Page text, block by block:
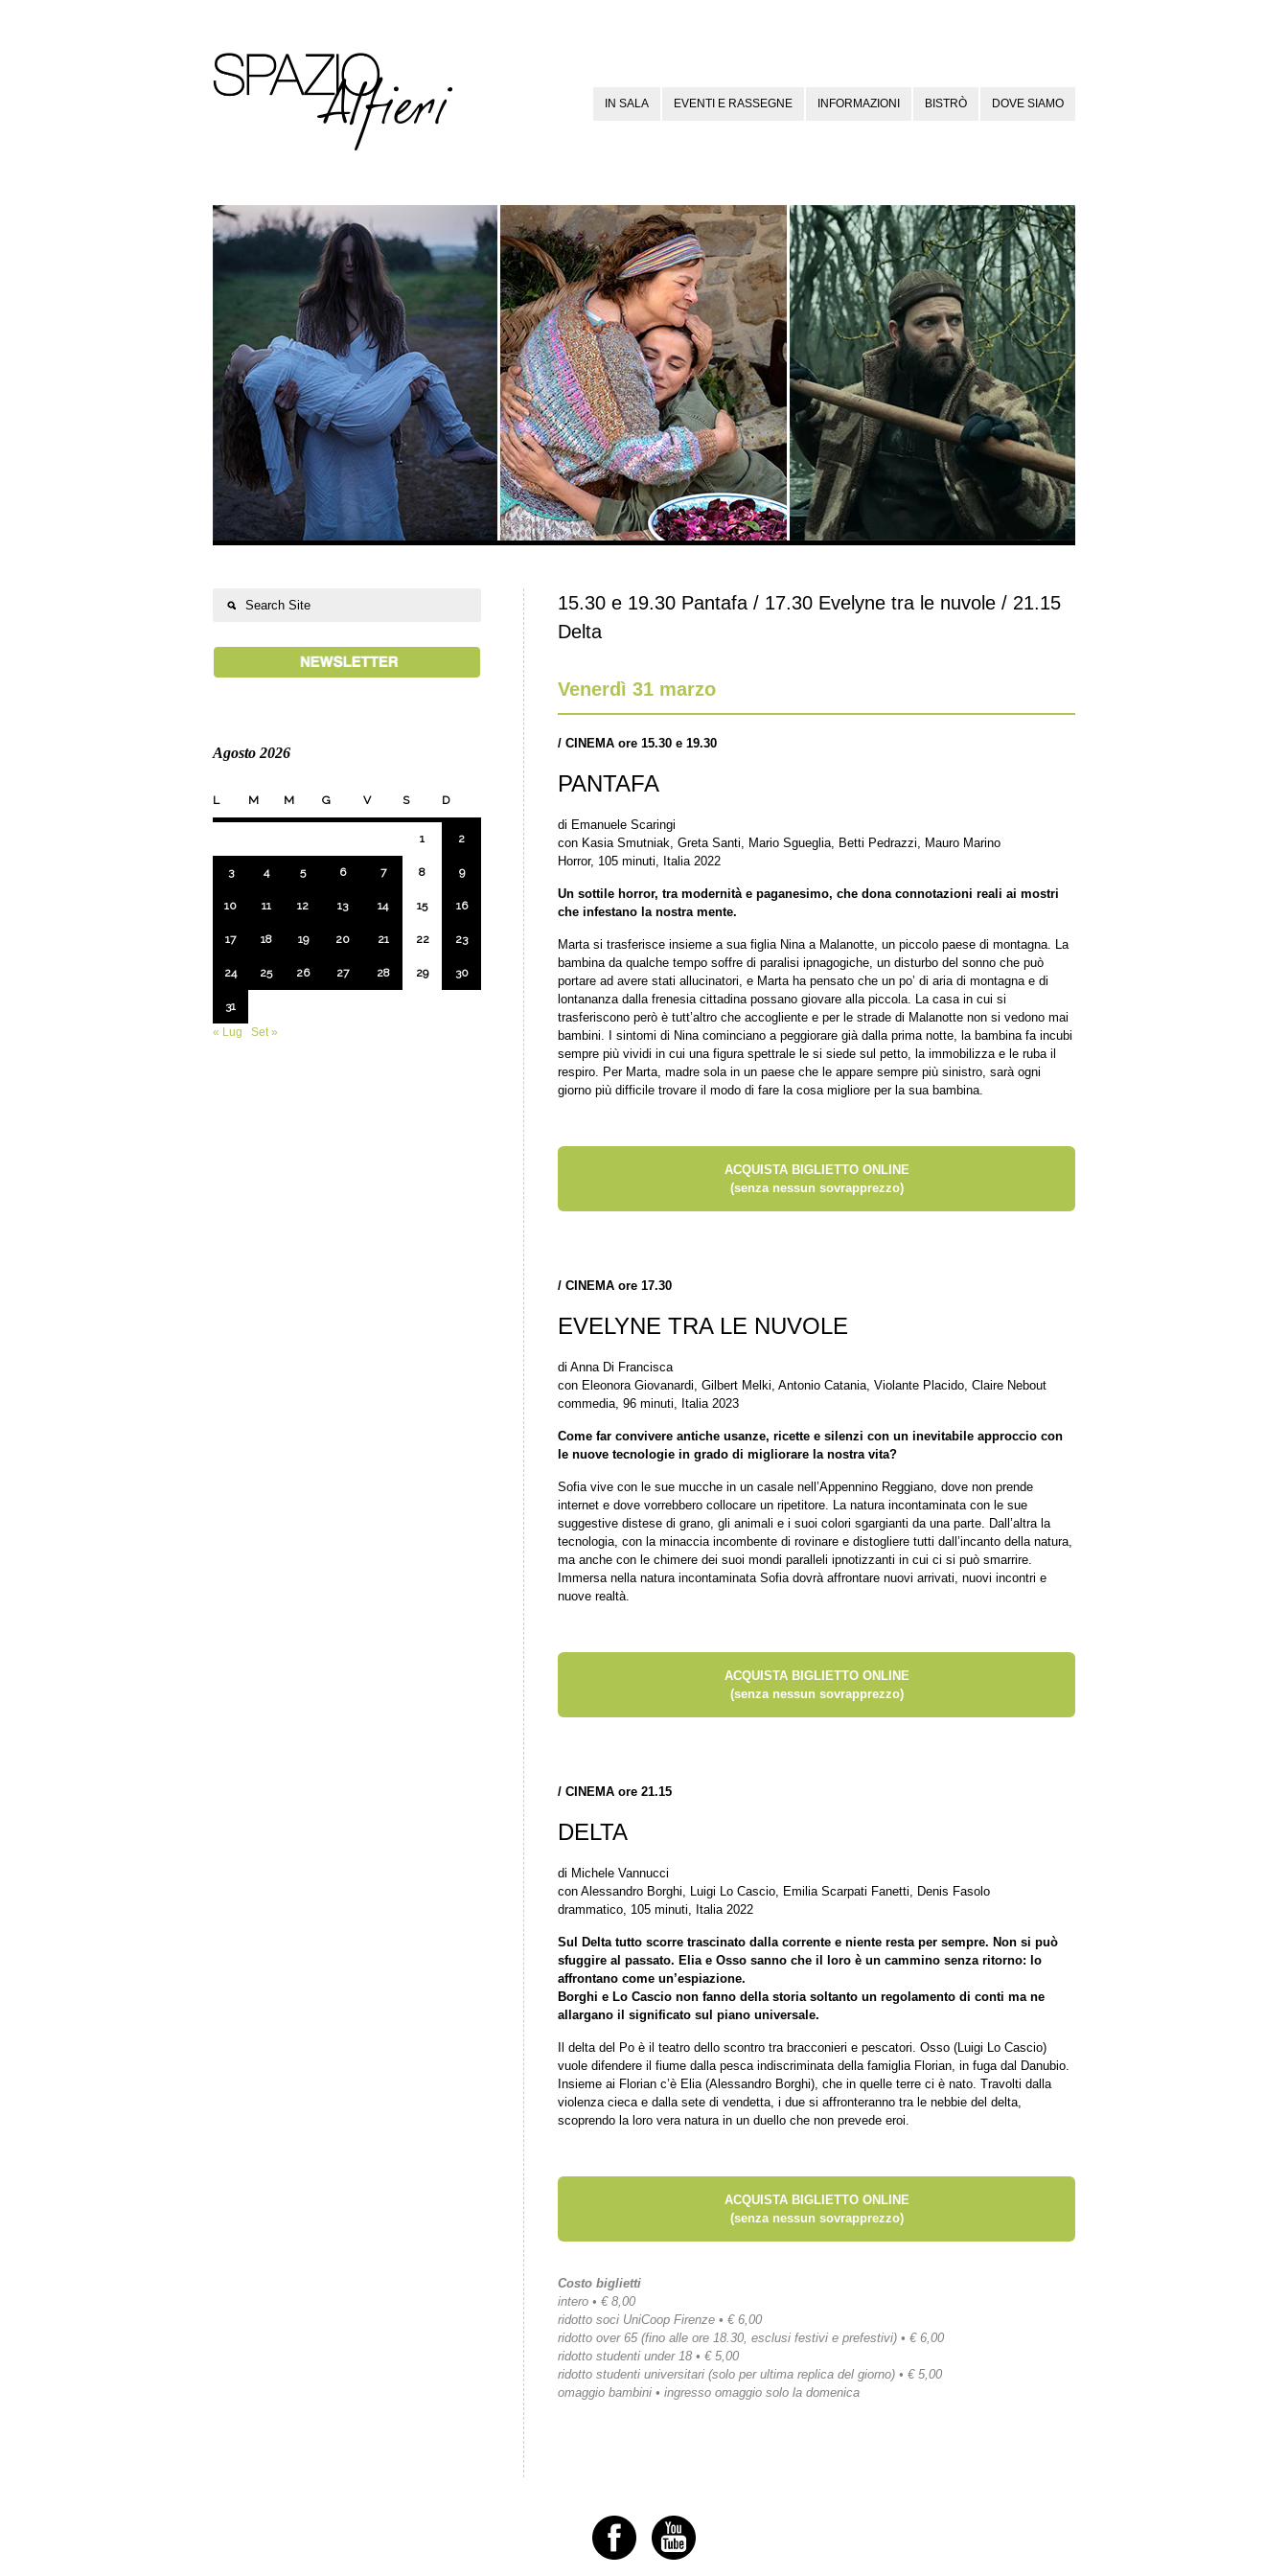
IN SALA EVENTI E RASSEGNE INFORMAZIONI BISTRÒ DOVE SIAMO
15.30 e 19.30 Pantafa / 17.30 Evelyne tra le nuvole / 21.15
Delta
Venerdì 31 marzo
/ CINEMA ore 15.30 e 19.30
PANTAFA
di Emanuele Scaringi
con Kasia Smutniak, Greta Santi, Mario Sgueglia, Betti Pedrazzi, Mauro Marino
Horror, 105 minuti, Italia 2022
Un sottile horror, tra modernità e paganesimo, che dona connotazioni reali ai mostri
che infestano la nostra mente.
Marta si trasferisce insieme a sua figlia Nina a Malanotte, un piccolo paese di montagna. La
bambina da qualche tempo soffre di paralisi ipnagogiche, un disturbo del sonno che può
portare ad avere stati allucinatori, e Marta ha pensato che un po’ di aria di montagna e di
lontananza dalla frenesia cittadina possano giovare alla piccola. La casa in cui si
trasferiscono però è tutt’altro che accogliente e per le strade di Malanotte non si vedono mai
bambini. I sintomi di Nina cominciano a peggiorare già dalla prima notte, la bambina fa incubi
sempre più vividi in cui una figura spettrale le si siede sul petto, la immobilizza e le ruba il
respiro. Per Marta, madre sola in un paese che le appare sempre più sinistro, sarà ogni
giorno più difficile trovare il modo di fare la cosa migliore per la sua bambina.
ACQUISTA BIGLIETTO ONLINE
(senza nessun sovrapprezzo)
/ CINEMA ore 17.30
EVELYNE TRA LE NUVOLE
di Anna Di Francisca
con Eleonora Giovanardi, Gilbert Melki, Antonio Catania, Violante Placido, Claire Nebout
commedia, 96 minuti, Italia 2023
Come far convivere antiche usanze, ricette e silenzi con un inevitabile approccio con
le nuove tecnologie in grado di migliorare la nostra vita?
Sofia vive con le sue mucche in un casale nell’Appennino Reggiano, dove non prende
internet e dove vorrebbero collocare un ripetitore. La natura incontaminata con le sue
suggestive distese di grano, gli animali e i suoi colori sgargianti da una parte. Dall’altra la
tecnologia, con la minaccia incombente di rovinare e distogliere tutti dall’incanto della natura,
ma anche con le chimere dei suoi mondi paralleli ipnotizzanti in cui ci si può smarrire.
Immersa nella natura incontaminata Sofia dovrà affrontare nuovi arrivati, nuovi incontri e
nuove realtà.
ACQUISTA BIGLIETTO ONLINE
(senza nessun sovrapprezzo)
/ CINEMA ore 21.15
DELTA
di Michele Vannucci
con Alessandro Borghi, Luigi Lo Cascio, Emilia Scarpati Fanetti, Denis Fasolo
drammatico, 105 minuti, Italia 2022
Sul Delta tutto scorre trascinato dalla corrente e niente resta per sempre. Non si può
sfuggire al passato. Elia e Osso sanno che il loro è un cammino senza ritorno: lo
affrontano come un’espiazione.
Borghi e Lo Cascio non fanno della storia soltanto un regolamento di conti ma ne
allargano il significato sul piano universale.
Il delta del Po è il teatro dello scontro tra bracconieri e pescatori. Osso (Luigi Lo Cascio)
vuole difendere il fiume dalla pesca indiscriminata della famiglia Florian, in fuga dal Danubio.
Insieme ai Florian c’è Elia (Alessandro Borghi), che in quelle terre ci è nato. Travolti dalla
violenza cieca e dalla sete di vendetta, i due si affronteranno tra le nebbie del delta,
scoprendo la loro vera natura in un duello che non prevede eroi.
ACQUISTA BIGLIETTO ONLINE
(senza nessun sovrapprezzo)
Costo biglietti
intero • € 8,00
ridotto soci UniCoop Firenze • € 6,00
ridotto over 65 (fino alle ore 18.30, esclusi festivi e prefestivi) • € 6,00
ridotto studenti under 18 • € 5,00
ridotto studenti universitari (solo per ultima replica del giorno) • € 5,00
omaggio bambini • ingresso omaggio solo la domenica
Agosto 2026
L M M G V S D
1 2
3 4 5 6 7 8 9
10 11 12 13 14 15 16
17 18 19 20 21 22 23
24 25 26 27 28 29 30
31
« Lug
Set »